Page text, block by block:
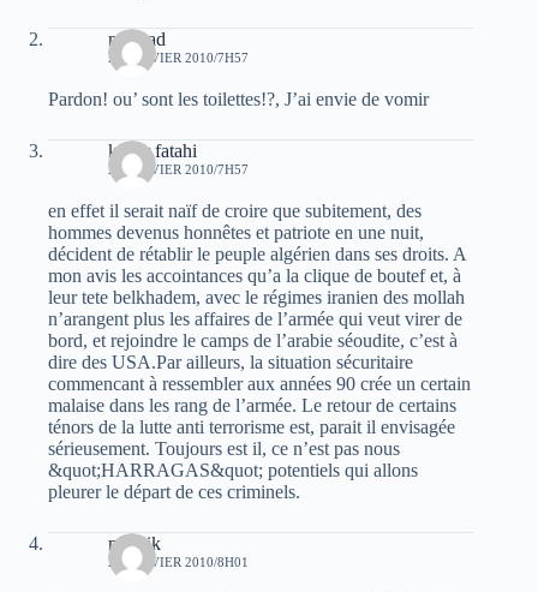
mourad
24 JANVIER 2010/7H57
Pardon! ou’ sont les toilettes!?, J’ai envie de vomir
kader fatahi
24 JANVIER 2010/7H57
en effet il serait naïf de croire que subitement, des
hommes devenus honnêtes et patriote en une nuit,
décident de rétablir le peuple algérien dans ses droits. A
mon avis les accointances qu’a la clique de boutef et, à
leur tete belkhadem, avec le régimes iranien des mollah
n’arangent plus les affaires de l’armée qui veut virer de
bord, et rejoindre le camps de l’arabie séoudite, c’est à
dire des USA.Par ailleurs, la situation sécuritaire
commencant à ressembler aux années 90 crée un certain
malaise dans les rang de l’armée. Le retour de certains
ténors de la lutte anti terrorisme est, parait il envisagée
sérieusement. Toujours est il, ce n’est pas nous
&quot;HARRAGAS&quot; potentiels qui allons
pleurer le départ de ces criminels.
moujik
24 JANVIER 2010/8H01